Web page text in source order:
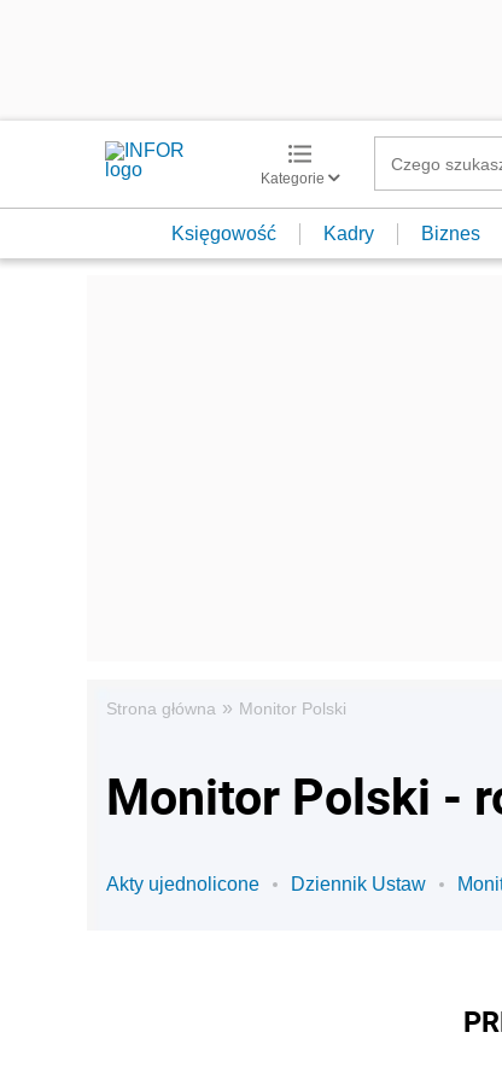
Kategorie
Księgowość Kadry Biznes
Strona główna » Monitor Polski
Monitor Polski -
Akty ujednolicone Dziennik Ustaw